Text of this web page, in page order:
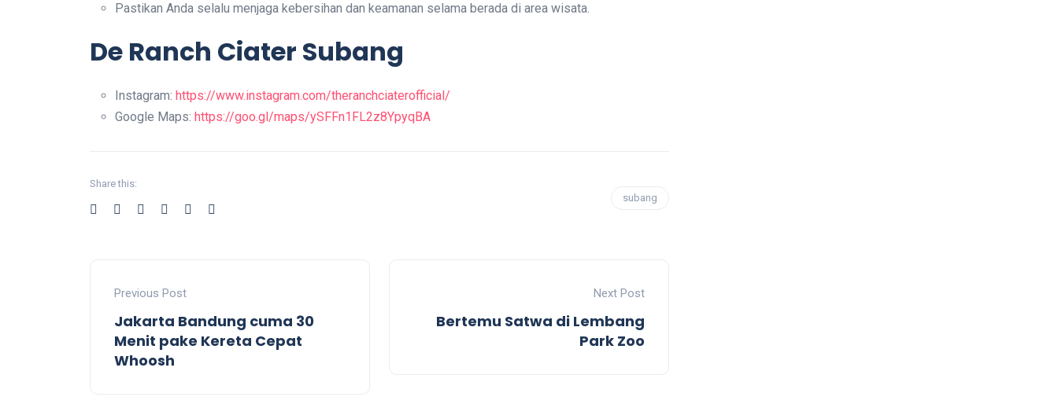
Pastikan Anda selalu menjaga kebersihan dan keamanan selama berada di area wisata.
De Ranch Ciater Subang
Instagram: https://www.instagram.com/theranchciaterofficial/
Google Maps: https://goo.gl/maps/ySFFn1FL2z8YpyqBA
Share this:
subang
Previous Post
Jakarta Bandung cuma 30
Menit pake Kereta Cepat
Whoosh
Next Post
Bertemu Satwa di Lembang
Park Zoo